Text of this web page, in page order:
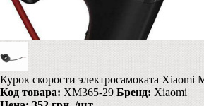
Курок скорости электросамоката Xiaomi
Код товара: XM365-29 Бренд: Xiaomi